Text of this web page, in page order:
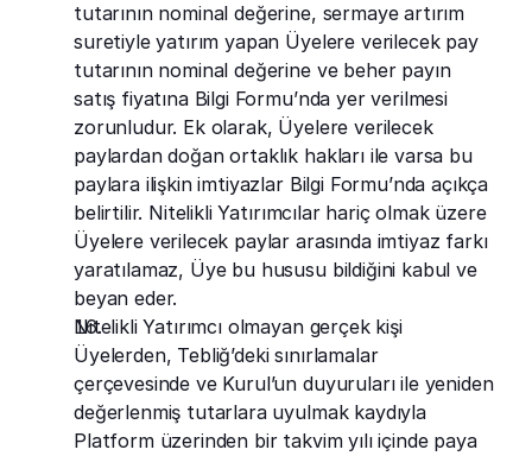
tutarının nominal değerine, sermaye artırım
suretiyle yatırım yapan Üyelere verilecek pay
tutarının nominal değerine ve beher payın
satış fiyatına Bilgi Formu’nda yer verilmesi
zorunludur. Ek olarak, Üyelere verilecek
paylardan doğan ortaklık hakları ile varsa bu
paylara ilişkin imtiyazlar Bilgi Formu’nda açıkça
belirtilir. Nitelikli Yatırımcılar hariç olmak üzere
Üyelere verilecek paylar arasında imtiyaz farkı
yaratılamaz, Üye bu hususu bildiğini kabul ve
beyan eder.
Nitelikli Yatırımcı olmayan gerçek kişi
Üyelerden, Tebliğ’deki sınırlamalar
çerçevesinde ve Kurul’un duyuruları ile yeniden
değerlenmiş tutarlara uyulmak kaydıyla
Platform üzerinden bir takvim yılı içinde paya